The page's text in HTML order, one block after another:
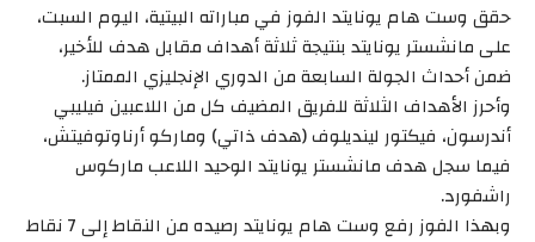
حقق وست هام يونايتد الفوز في مباراته البيتية، اليوم السبت،
على مانشستر يونايتد بنتيجة ثلاثة أهداف مقابل هدف للأخير،
ضمن أحداث الجولة السابعة من الدوري الإنجليزي الممتاز.
وأحرز الأهداف الثلاثة للفريق المضيف كل من اللاعبين فيليبي
أندرسون، فيكتور لينديلوف (هدف ذاتي) وماركو أرناوتوفيتش،
فيما سجل هدف مانشستر يونايتد الوحيد اللاعب ماركوس
راشفورد.
وبهذا الفوز رفع وست هام يونايتد رصيده من النقاط إلى 7 نقاط